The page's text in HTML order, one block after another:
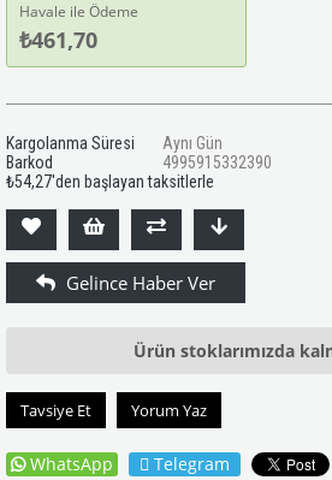
Havale ile Ödeme
₺461,70
Kargolanma Süresi
Aynı Gün
Barkod
4995915332390
₺54,27'den başlayan taksitlerle
Ürün stoklarımızda
Tavsiye Et Yorum Yaz
WhatsApp Telegram